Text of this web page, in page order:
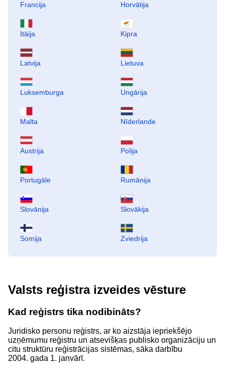
Francija Horvātija
Itāija Kipra
Latvija Lietuva
Luksemburga Ungārija
Malta Nīderlande
Austrija Polija
Portugāle Rumānija
Slovānija Slovākija
Somija Zviedrija
Valsts reģistra izveides vēsture
Kad reģistrs tika nodibināts?
Juridisko personu reģistrs, ar ko aizstāja iepriekšējo
uzņēmumu reģistru un atsevišķas publisko organizāciju un
citu struktūru reģistrācijas sistēmas, sāka darbību
2004. gada 1. janvārī.